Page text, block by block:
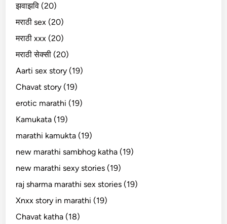
झवाझवि (20)
मराठी sex (20)
मराठी xxx (20)
मराठी सेक्सी (20)
Aarti sex story (19)
Chavat story (19)
erotic marathi (19)
Kamukata (19)
marathi kamukta (19)
new marathi sambhog katha (19)
new marathi sexy stories (19)
raj sharma marathi sex stories (19)
Xnxx story in marathi (19)
Chavat katha (18)